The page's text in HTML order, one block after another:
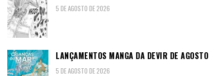
5 DE AGOSTO DE 2026
LANÇAMENTOS MANGA DA DEVIR DE AGOSTO
5 DE AGOSTO DE 2026